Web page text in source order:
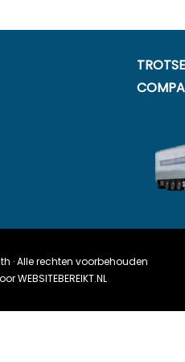
· Alle rechten voorbehouden
WEBSITEBEREIKT.NL